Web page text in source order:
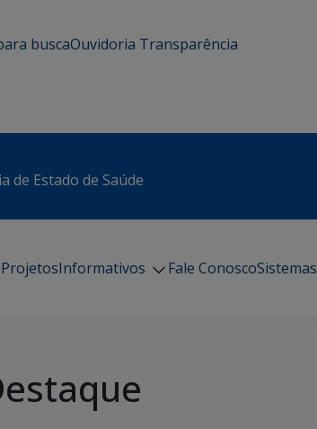
buscaOuvidoria Transparência
de Estado de Saúde
Informativos Fale ConoscoSistemas